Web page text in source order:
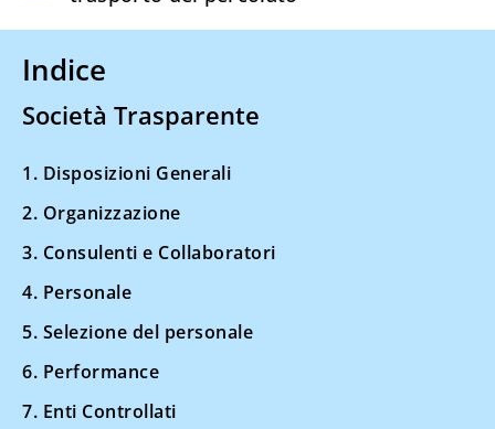
Indice
Società Trasparente
1. Disposizioni Generali
2. Organizzazione
3. Consulenti e Collaboratori
4. Personale
5. Selezione del personale
6. Performance
7. Enti Controllati